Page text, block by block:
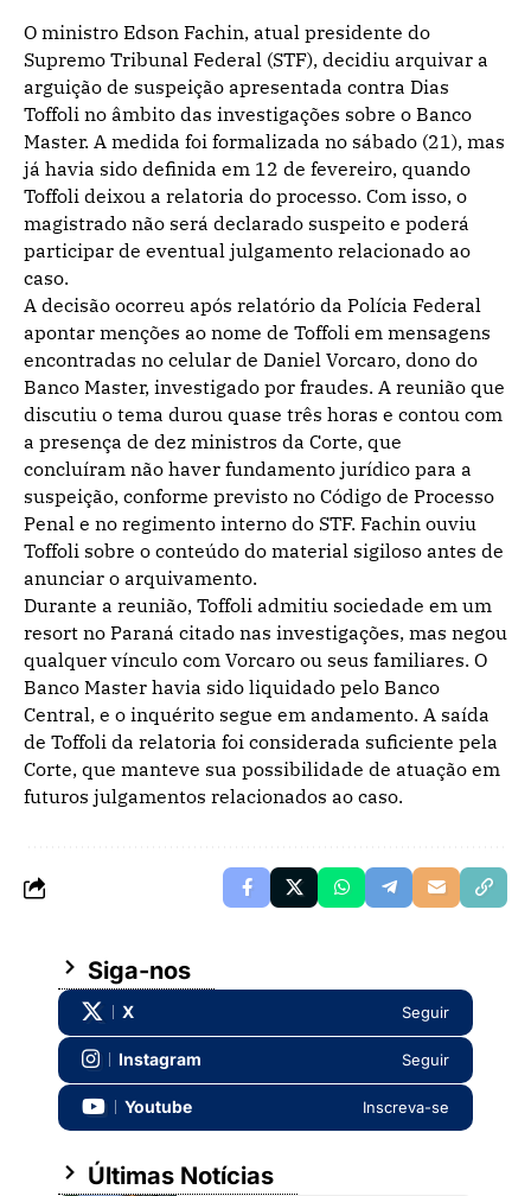
O ministro Edson Fachin, atual presidente do
Supremo Tribunal Federal (STF), decidiu arquivar a
arguição de suspeição apresentada contra Dias
Toffoli no âmbito das investigações sobre o Banco
Master. A medida foi formalizada no sábado (21), mas
já havia sido definida em 12 de fevereiro, quando
Toffoli deixou a relatoria do processo. Com isso, o
magistrado não será declarado suspeito e poderá
participar de eventual julgamento relacionado ao
caso.
A decisão ocorreu após relatório da Polícia Federal
apontar menções ao nome de Toffoli em mensagens
encontradas no celular de Daniel Vorcaro, dono do
Banco Master, investigado por fraudes. A reunião que
discutiu o tema durou quase três horas e contou com
a presença de dez ministros da Corte, que
concluíram não haver fundamento jurídico para a
suspeição, conforme previsto no Código de Processo
Penal e no regimento interno do STF. Fachin ouviu
Toffoli sobre o conteúdo do material sigiloso antes de
anunciar o arquivamento.
Durante a reunião, Toffoli admitiu sociedade em um
resort no Paraná citado nas investigações, mas negou
qualquer vínculo com Vorcaro ou seus familiares. O
Banco Master havia sido liquidado pelo Banco
Central, e o inquérito segue em andamento. A saída
de Toffoli da relatoria foi considerada suficiente pela
Corte, que manteve sua possibilidade de atuação em
futuros julgamentos relacionados ao caso.
Siga-nos
X Seguir
Instagram Seguir
Youtube Inscreva-se
Últimas Notícias